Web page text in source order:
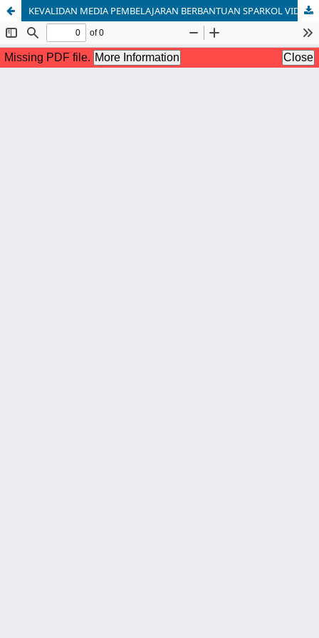
KEVALIDAN MEDIA PEMBELAJARAN BERBANTUAN SPARKOL VIDEOSCRIBE DENGAN KONTEKS KEMARITIMAN PADA MATERI PENYAJIAN DATA KELAS VII SMP